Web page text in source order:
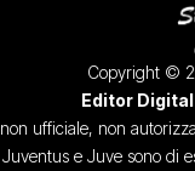
Copyright ©
Editor
ufficiale, non
e Juve sono di